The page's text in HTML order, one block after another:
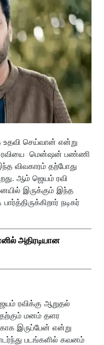
செய்வான் என்று
ரவியை மென்ஷன் பண்ணி
விவகாரம் தற்போது
ஆம் ஜெயம் ரவி
இருக்கும் இந்த
நடிகர்
அதிரடியான
ரவிக்கு ஆறுதல்
எதற்கும் மனம் தளர
இருப்பேன் என்று
படங்களில் கவனம்